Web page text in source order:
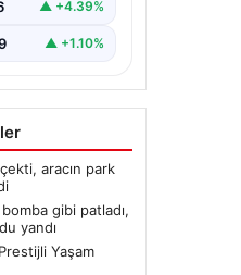
▲ +4.39%
▲ +1.10%
aracın park
gibi patladı,
yandı
Yaşam